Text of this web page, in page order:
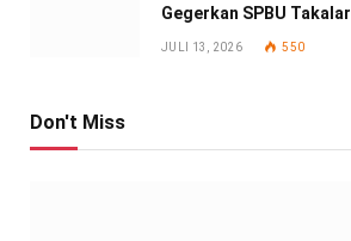
Gegerkan SPBU Takalar
JULI 13, 2026 550
Don't Miss